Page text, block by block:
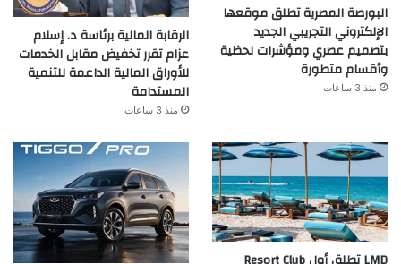
البورصة المصرية تطلق موقعها
الإلكتروني التجريبي الجديد
بتصميم عصري ومؤشرات لحظية
وأقسام متطورة
منذ 3 ساعات
الرقابة المالية برئاسة د. إسلام
عزام تقرر تخفيض مقابل الخدمات
للأوراق المالية الداعمة للتنمية
المستدامة
منذ 3 ساعات